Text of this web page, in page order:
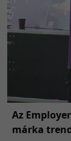
Az
márka